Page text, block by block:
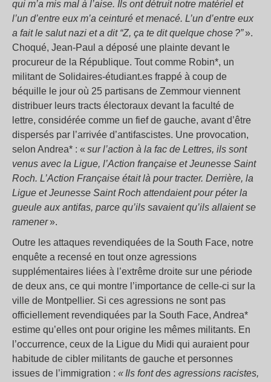
qui m’a mis mal à l’aise. Ils ont détruit notre matériel et
l’un d’entre eux m’a ceinturé et menacé. L’un d’entre eux
a fait le salut nazi et a dit “Z, ça te dit quelque chose ?”».
Choqué, Jean-Paul a déposé une plainte devant le
procureur de la République. Tout comme Robin*, un
militant de Solidaires-étudiant.es frappé à coup de
béquille le jour où 25 partisans de Zemmour viennent
distribuer leurs tracts électoraux devant la faculté de
lettre, considérée comme un fief de gauche, avant d’être
dispersés par l’arrivée d’antifascistes. Une provocation,
selon Andrea* : « sur l’action à la fac de Lettres, ils sont
venus avec la Ligue, l’Action française et Jeunesse Saint
Roch. L’Action Française était là pour tracter. Derrière, la
Ligue et Jeunesse Saint Roch attendaient pour péter la
gueule aux antifas, parce qu’ils savaient qu’ils allaient se
ramener».
Outre les attaques revendiquées de la South Face, notre
enquête a recensé en tout onze agressions
supplémentaires liées à l’extrême droite sur une période
de deux ans, ce qui montre l’importance de celle-ci sur la
ville de Montpellier. Si ces agressions ne sont pas
officiellement revendiquées par la South Face, Andrea*
estime qu’elles ont pour origine les mêmes militants. En
l’occurrence, ceux de la Ligue du Midi qui auraient pour
habitude de cibler militants de gauche et personnes
issues de l’immigration : « Ils font des agressions racistes,